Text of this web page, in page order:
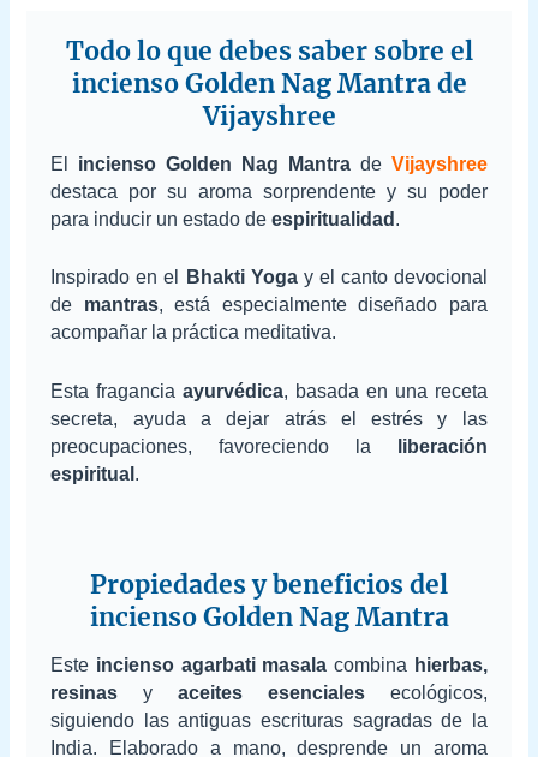
Todo lo que debes saber sobre el
incienso Golden Nag Mantra de
Vijayshree
El incienso Golden Nag Mantrade Vijayshree
destaca por su aroma sorprendente y su poder
para inducir un estado deespiritualidad .
Inspirado en el Bhakti Yogay el canto devocional
de mantras, está especialmente diseñado para
acompañar la práctica meditativa.
Esta fraganciaayurvédica, basada en una receta
secreta, ayuda a dejar atrás el estrés y las
preocupaciones, favoreciendo la
liberación
espiritual .
Propiedades y beneficios del
incienso Golden Nag Mantra
Este incienso agarbati masala combina hierbas,
resinas y aceites esencialesecológicos,
siguiendo las antiguas escrituras sagradas de la
India. Elaborado a mano, desprende un aroma